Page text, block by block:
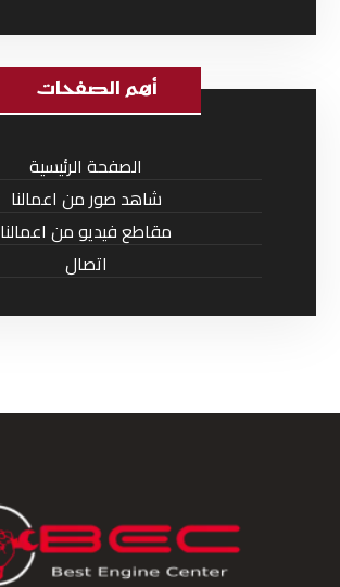
أهم الصفحات
الصفحة الرئيسية
شاهد صور من اعمالنا
مقاطع فيديو من اعمالنا
اتصال